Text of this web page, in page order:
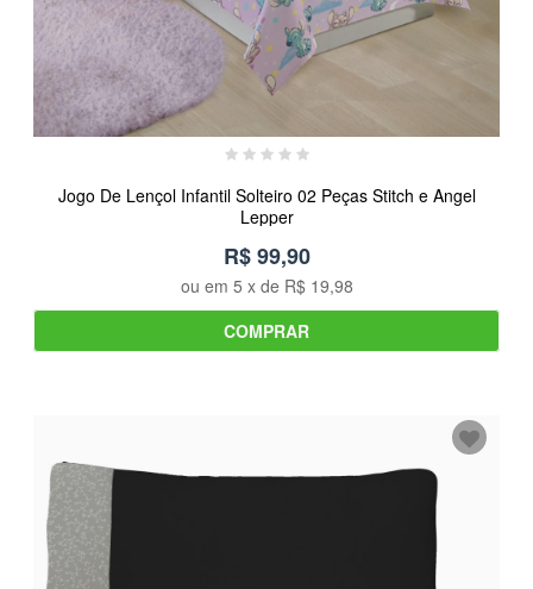
Jogo De Lençol Infantil Solteiro 02 Peças Stitch e Angel
Lepper
R$ 99,90
ou em 5 x de R$ 19,98
COMPRAR